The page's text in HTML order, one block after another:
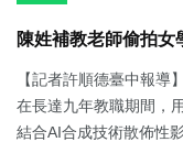
陳姓補教老師偷拍女
【記者許順德臺中報導
在長達九年教職期間，
結合AI合成技術散佈性